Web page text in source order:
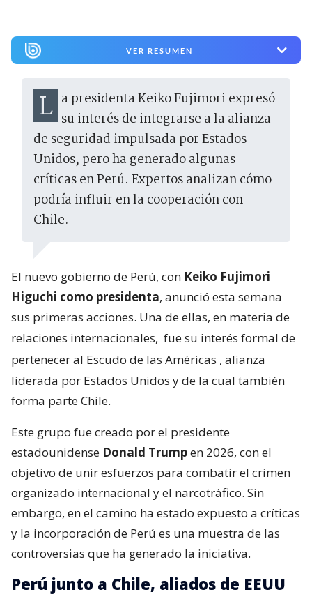
VER RESUMEN
La presidenta Keiko Fujimori expresó su interés de integrarse a la alianza
de seguridad impulsada por Estados
Unidos, pero ha generado algunas
críticas en Perú. Expertos analizan cómo
podría influir en la cooperación con
Chile.
El nuevo gobierno de Perú, con Keiko Fujimori
Higuchi como presidenta, anunció esta semana
sus primeras acciones. Una de ellas, en materia de
relaciones internacionales, fue su interés formal de
pertenecer al Escudo de las Américas , alianza
liderada por Estados Unidos y de la cual también
forma parte Chile.
Este grupo fue creado por el presidente
estadounidense Donald Trumpen 2026, con el
objetivo de unir esfuerzos para combatir el crimen
organizado internacional y el narcotráfico. Sin
embargo, en el camino ha estado expuesto a críticas
y la incorporación de Perú es una muestra de las
controversias que ha generado la iniciativa.
Perú junto a Chile, aliados de EEUU